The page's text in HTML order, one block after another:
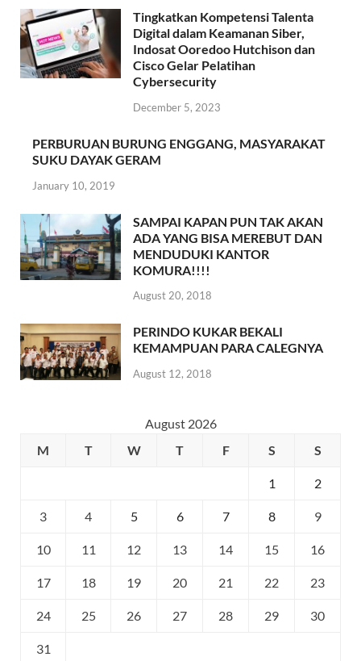
Tingkatkan Kompetensi Talenta
Digital dalam Keamanan Siber,
Indosat Ooredoo Hutchison dan
Cisco Gelar Pelatihan
Cybersecurity
December 5, 2023
PERBURUAN BURUNG ENGGANG, MASYARAKAT
SUKU DAYAK GERAM
January 10, 2019
SAMPAI KAPAN PUN TAK AKAN
ADA YANG BISA MEREBUT DAN
MENDUDUKI KANTOR
KOMURA!!!!
August 20, 2018
PERINDO KUKAR BEKALI
KEMAMPUAN PARA CALEGNYA
August 12, 2018
August 2026
M
T W T F S S
1 2
3 4 5 6 7 8 9
10 11 12 13 14 15 16
17 18 19 20 21 22 23
24 25 26 27 28 29 30
31